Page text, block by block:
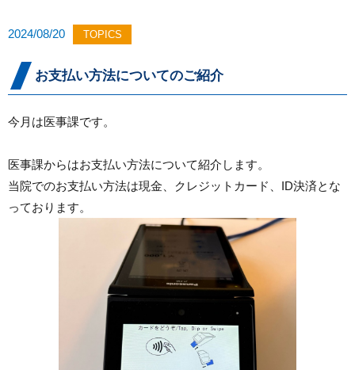
2024/08/20 TOPICS
お支払い方法についてのご紹介
今月は医事課です。
医事課からはお支払い方法について紹介します。
当院でのお支払い方法は現金、クレジットカード、ID決済とな
っております。